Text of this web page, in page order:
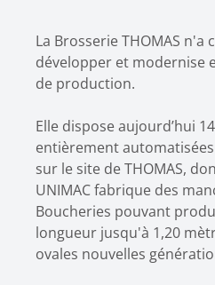
La Brosserie THOMAS n'a
développer et modernise
de production.
Elle dispose aujourd’hui
entièrement
sur le site de THOMAS,
UNIMAC fabrique des
Boucheries pouvant
longueur jusqu'à 1,20
ovales nouvelles